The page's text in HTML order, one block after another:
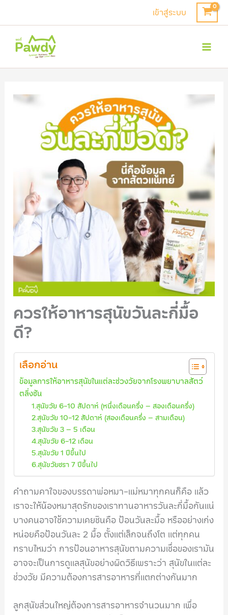
content
เข้าสู่ระบบ
ควรให้อาหารสุนัขวันละกี่มื้อ
ดี?
เลือกอ่าน
ข้อมูลการให้อาหารสุนัขในแต่ละช่วงวัยจากโรงพยาบาลสัตว์
ตลิ่งชัน
1.สุนัขวัย 6-10 สัปดาห์ (หนึ่งเดือนครึ่ง – สองเดือนครึ่ง)
2.สุนัขวัย 10-12 สัปดาห์ (สองเดือนครึ่ง – สามเดือน)
3.สุนัขวัย 3 – 5 เดือน
4.สุนัขวัย 6-12 เดือน
5.สุนัขวัย 1 ปีขึ้นไป
6.สุนัขวัยชรา 7 ปีขึ้นไป
คำถามคาใจของบรรดาพ่อหมา-แม่หมาทุกคนก็คือ แล้ว
เราจะให้น้องหมาสุดรักของเราทานอาหารวันละกี่มื้อกันแน่
บางคนอาจใช้ความเคยชินคือ ป้อนวันละมื้อ หรืออย่างเก่ง
หน่อยคือป้อนวันละ 2 มื้อ ตั้งแต่เล็กจนถึงโต แต่ทุกคน
ทราบไหมว่า การป้อนอาหารสุนัขตามความเชื่อของเรามัน
อาจจะเป็นการดูแลสุนัขอย่างผิดวิธีเพราะว่า สุนัขในแต่ละ
ช่วงวัย มีความต้องการสารอาหารที่แตกต่างกันมาก
ลูกสุนัขส่วนใหญ่ต้องการสารอาหารจำนวนมาก เพื่อ